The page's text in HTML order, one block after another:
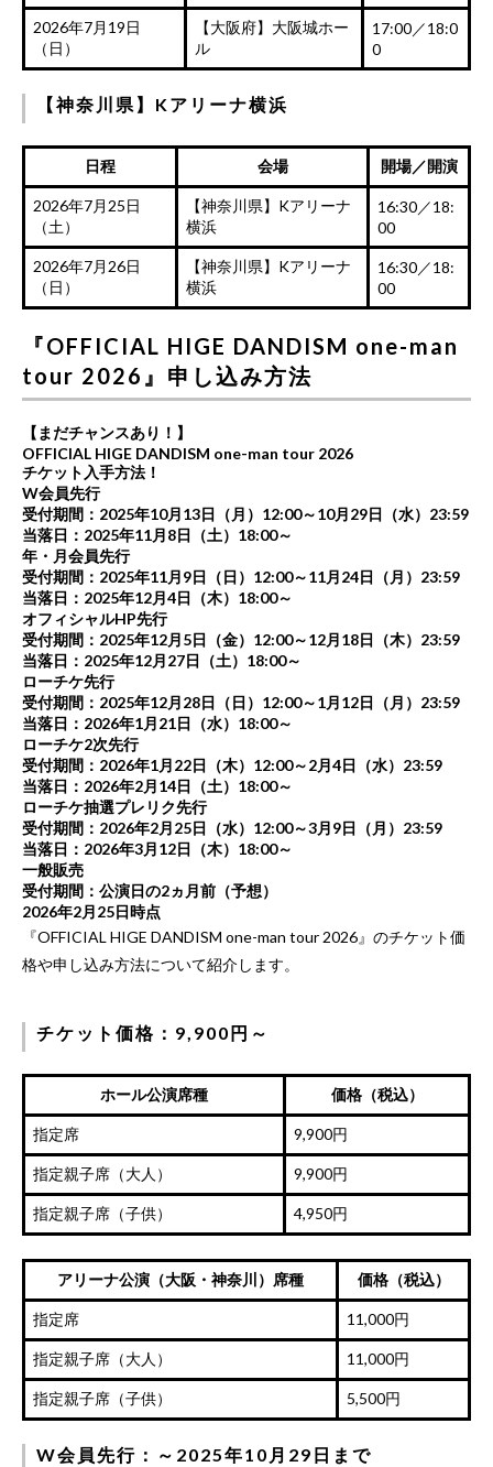
2026年7月19日
（日）
【大阪府】大阪城ホー
ル
17:00／18:0
0
【神奈川県】Kアリーナ横浜
日程 会場 開場／開演
2026年7月25日
（土）
【神奈川県】Kアリーナ
横浜
16:30／18:
00
2026年7月26日
（日）
【神奈川県】Kアリーナ
横浜
16:30／18:
00
『OFFICIAL HIGE DANDISM one-man
tour 2026』申し込み方法
【まだチャンスあり！】
OFFICIAL HIGE DANDISM one-man tour 2026
チケット入手方法！
W会員先行
受付期間：2025年10月13日（月）12:00～10月29日（水）23:59
当落日：2025年11月8日（土）18:00～
年・月会員先行
受付期間：2025年11月9日（日）12:00～11月24日（月）23:59
当落日：2025年12月4日（木）18:00～
オフィシャルHP先行
受付期間：2025年12月5日（金）12:00～12月18日（木）23:59
当落日：2025年12月27日（土）18:00～
ローチケ先行
受付期間：2025年12月28日（日）12:00～1月12日（月）23:59
当落日：2026年1月21日（水）18:00～
ローチケ2次先行
受付期間：2026年1月22日（木）12:00～2月4日（水）23:59
当落日：2026年2月14日（土）18:00～
ローチケ抽選プレリク先行
受付期間：2026年2月25日（水）12:00～3月9日（月）23:59
当落日：2026年3月12日（木）18:00～
一般販売
受付期間：公演日の2ヵ月前（予想）
2026年2月25日時点
『OFFICIAL HIGE DANDISM one-man tour 2026』のチケット価
格や申し込み方法について紹介します。
チケット価格：9,900円～
ホール公演席種 価格（税込）
指定席 9,900円
指定親子席（大人） 9,900円
指定親子席（子供） 4,950円
アリーナ公演（大阪・神奈川）席種 価格（税込）
指定席 11,000円
指定親子席（大人） 11,000円
指定親子席（子供） 5,500円
W会員先行：～2025年10月29日まで